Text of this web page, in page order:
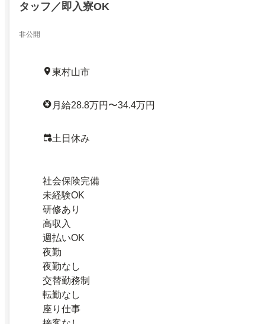
タッフ／即入寮OK
非公開
東村山市
月給28.8万円〜34.4万円
土日休み
社会保険完備
未経験OK
研修あり
高収入
週払いOK
夜勤
夜勤なし
交替勤務制
転勤なし
座り仕事